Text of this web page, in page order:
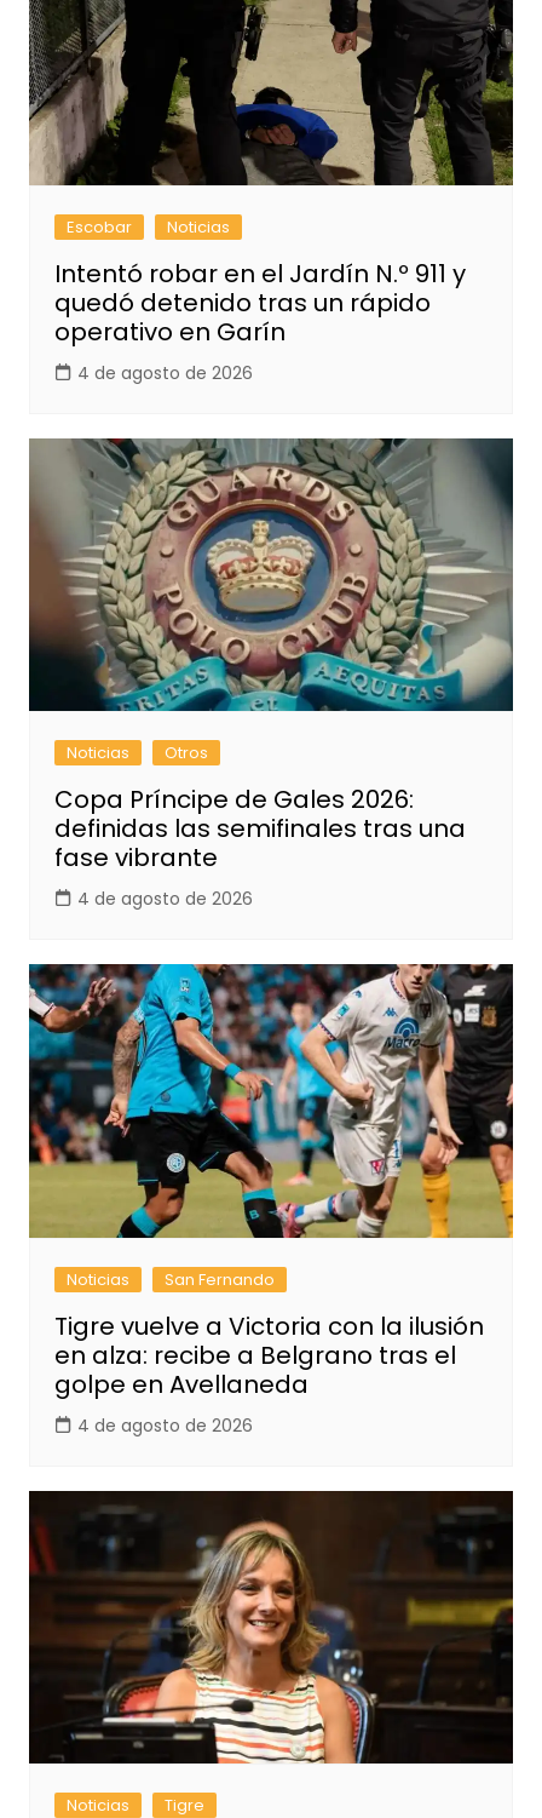
Escobar Noticias
Intentó robar en el Jardín N.º 911 y
quedó detenido tras un rápido
operativo en Garín
4 de agosto de 2026
Noticias Otros
Copa Príncipe de Gales 2026:
definidas las semifinales tras una
fase vibrante
4 de agosto de 2026
Noticias San Fernando
Tigre vuelve a Victoria con la ilusión
en alza: recibe a Belgrano tras el
golpe en Avellaneda
4 de agosto de 2026
Noticias Tigre